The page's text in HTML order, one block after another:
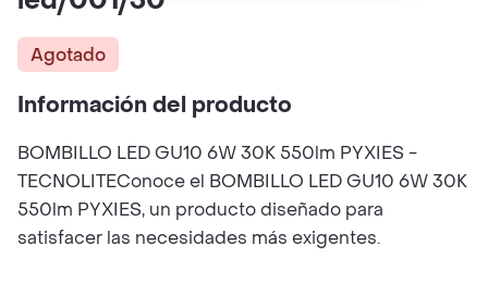
Agotado
Información del producto
BOMBILLO LED GU10 6W 30K 550lm PYXIES -
TECNOLITEConoce el BOMBILLO LED GU10 6W 30K
550lm PYXIES, un producto diseñado para
satisfacer las necesidades más exigentes.